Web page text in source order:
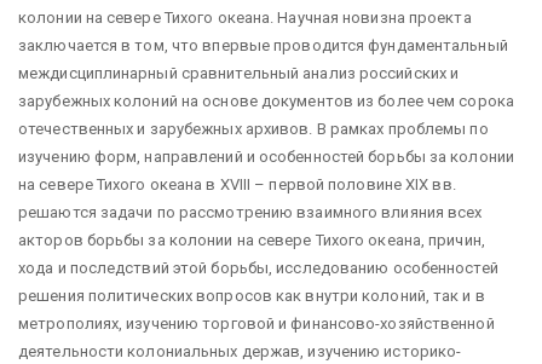
колонии на севере Тихого океана. Научная новизна проекта
заключается в том, что впервые проводится фундаментальный
междисциплинарный сравнительный анализ российских и
зарубежных колоний на основе документов из более чем сорока
отечественных и зарубежных архивов. В рамках проблемы по
изучению форм, направлений и особенностей борьбы за колонии
на севере Тихого океана в XVIII – первой половине XIX вв.
решаются задачи по рассмотрению взаимного влияния всех
акторов борьбы за колонии на севере Тихого океана, причин,
хода и последствий этой борьбы, исследованию особенностей
решения политических вопросов как внутри колоний, так и в
метрополиях, изучению торговой и финансово-хозяйственной
деятельности колониальных держав, изучению историко-